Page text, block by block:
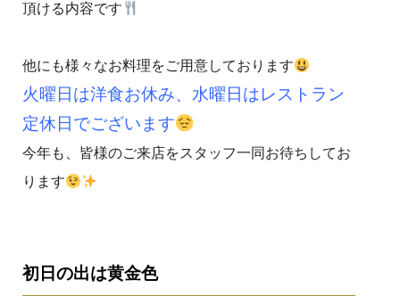
頂ける内容です
他にも様々なお料理をご用意しております
火曜日は洋食お休み、水曜日はレストラン
定休日でございます
今年も、皆様のご来店をスタッフ一同お待ちしてお
ります
初日の出は黄金色